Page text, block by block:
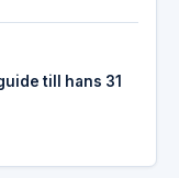
till hans 31